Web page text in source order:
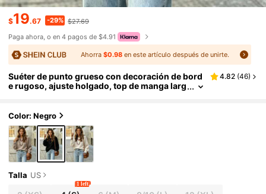
$19.67 -29% $27.69
Paga ahora, o en 4 pagos de $4.91
Ahorra $0.98en este artículo después de unirte.
Suéter de punto grueso con decoración de bord
e rugoso, ajuste holgado, top de manga larg
4.82 (46)
Color: Negro
Talla US
1 left